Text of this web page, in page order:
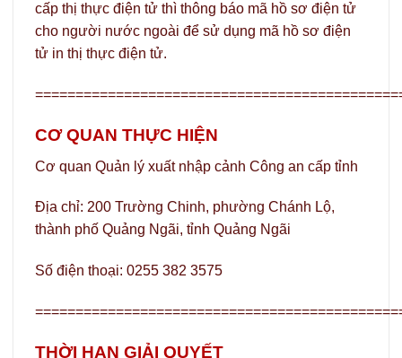
cấp thị thực điện tử thì thông báo mã hồ sơ điện tử
cho người nước ngoài để sử dụng mã hồ sơ điện
tử in thị thực điện tử.
CƠ QUAN THỰC HIỆN
Cơ quan Quản lý xuất nhập cảnh Công an cấp tỉnh
Địa chỉ: 200 Trường Chinh, phường Chánh Lộ,
thành phố Quảng Ngãi, tỉnh Quảng Ngãi
Số điện thoại: 0255 382 3575
THỜI HẠN GIẢI QUYẾT